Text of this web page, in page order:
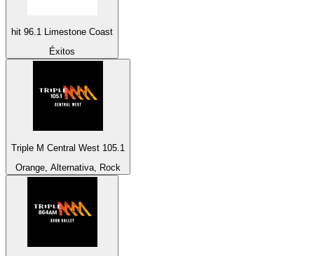
hit 96.1 Limestone Coast
Éxitos
Triple M Central West 105.1
Orange, Alternativa, Rock